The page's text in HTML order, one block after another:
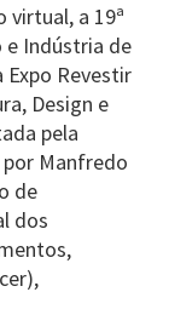
virtual, a 19ª
e Indústria de
Revestir
Design e
pela
Manfredo
de
dos